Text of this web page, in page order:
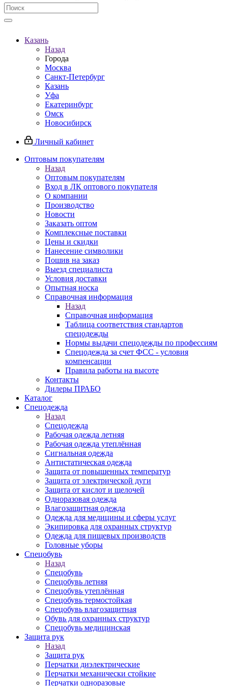
Казань
Назад
Города
Москва
Санкт-Петербург
Казань
Уфа
Екатеринбург
Омск
Новосибирск
Личный кабинет
Оптовым покупателям
Назад
Оптовым покупателям
Вход в ЛК оптового покупателя
О компании
Производство
Новости
Заказать оптом
Комплексные поставки
Цены и скидки
Нанесение символики
Пошив на заказ
Выезд специалиста
Условия доставки
Опытная носка
Справочная информация
Назад
Справочная информация
Таблица соответствия стандартов
спецодежды
Нормы выдачи спецодежды по профессиям
Спецодежда за счет ФСС - условия
компенсации
Правила работы на высоте
Контакты
Дилеры ПРАБО
Каталог
Спецодежда
Назад
Спецодежда
Рабочая одежда летняя
Рабочая одежда утеплённая
Сигнальная одежда
Антистатическая одежда
Защита от повышенных температур
Защита от электрической дуги
Защита от кислот и щелочей
Одноразовая одежда
Влагозащитная одежда
Одежда для медицины и сферы услуг
Экипировка для охранных структур
Одежда для пищевых производств
Головные уборы
Спецобувь
Назад
Спецобувь
Спецобувь летняя
Спецобувь утеплённая
Спецобувь термостойкая
Спецобувь влагозащитная
Обувь для охранных структур
Спецобувь медицинская
Защита рук
Назад
Защита рук
Перчатки диэлектрические
Перчатки механически стойкие
Перчатки одноразовые